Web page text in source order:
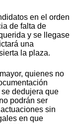
en el orden
de falta de
y se llegase
una
la plaza.
quienes no
dedujera que
podrán ser
sin
en que